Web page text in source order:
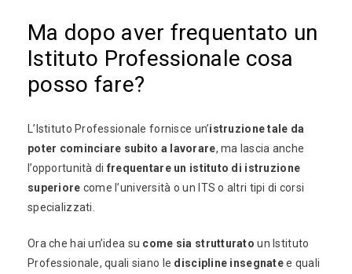
Ma dopo aver frequentato un
Istituto Professionale cosa
posso fare?
L’Istituto Professionale fornisce un’istruzione tale da
poter cominciare subito a lavorare, ma lascia anche
l’opportunità di frequentare un istituto di istruzione
superiore come l’università o un ITS o altri tipi di corsi
specializzati.
Ora che hai un’idea su come sia strutturato un Istituto
Professionale, quali siano le discipline insegnatee quali